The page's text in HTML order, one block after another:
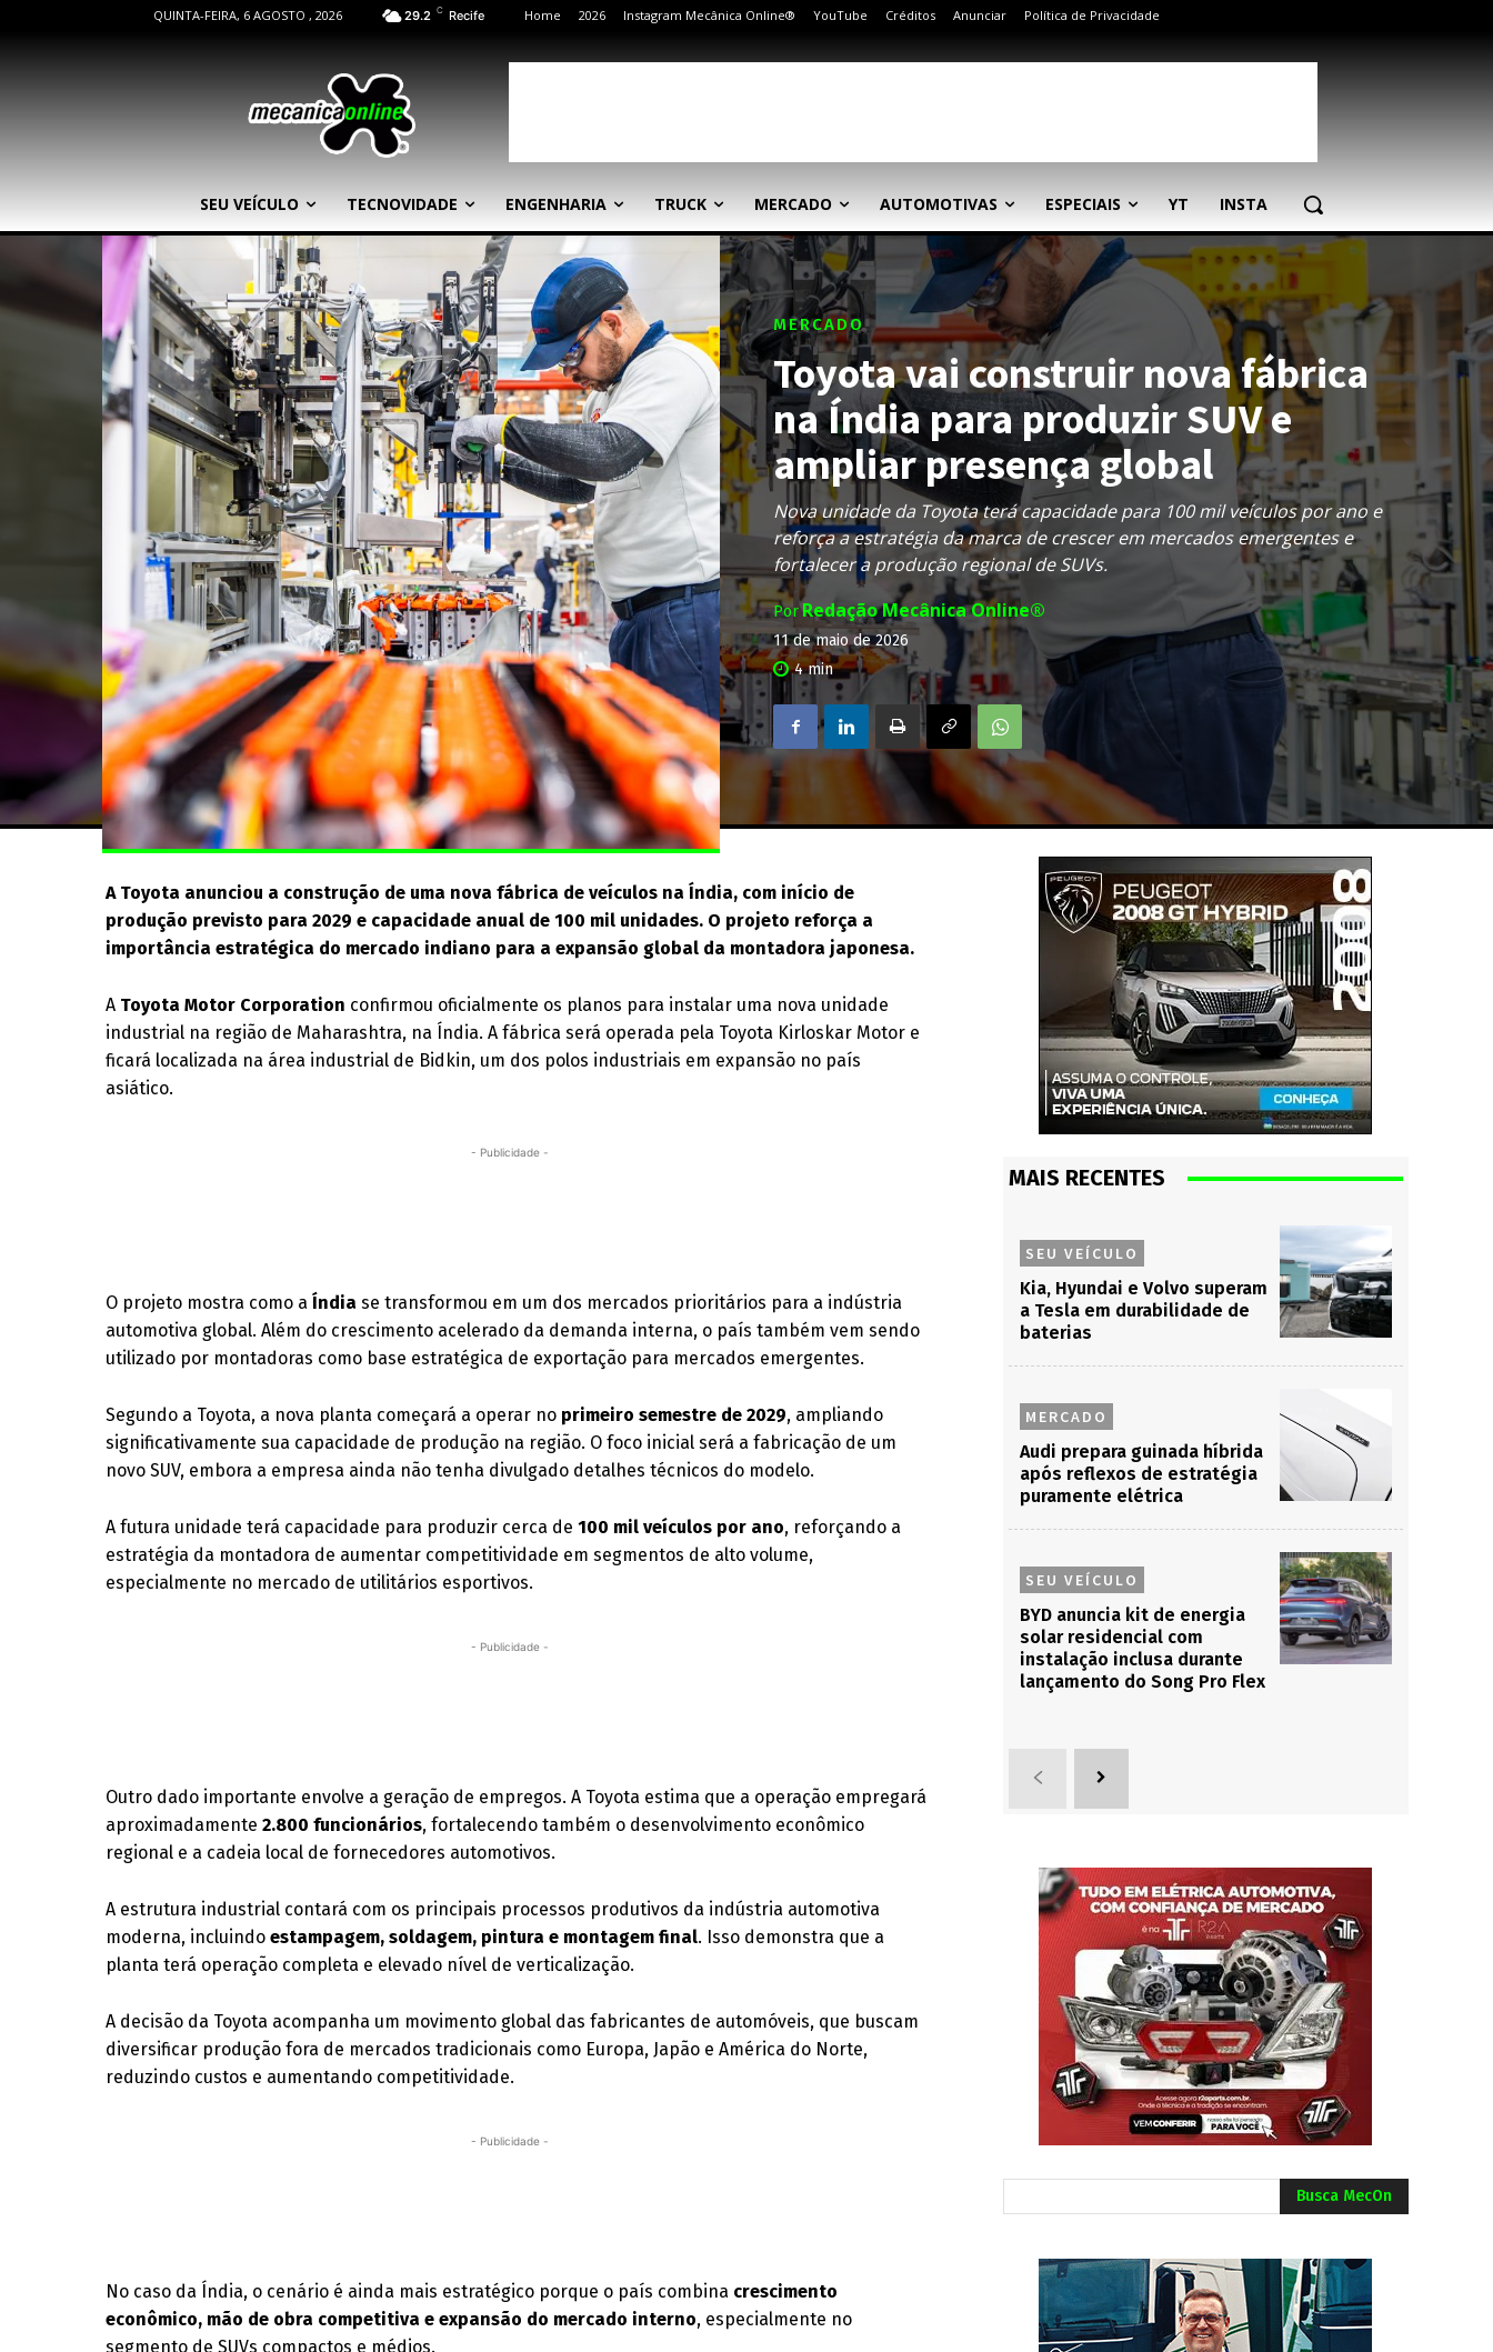
QUINTA-FEIRA, 6 AGOSTO , 2026 29.2 C Recife Home 2026 Instagram Mecânica Online® YouTube Créditos Anunciar Política de Privacidade
SEU VEÍCULO TECNOVIDADE ENGENHARIA TRUCK MERCADO AUTOMOTIVAS ESPECIAIS YT INSTA
MERCADO
Toyota vai construir nova fábrica
na Índia para produzir SUV e
ampliar presença global
Nova unidade da Toyota terá capacidade para 100 mil veículos por ano e
reforça a estratégia da marca de crescer em mercados emergentes e
fortalecer a produção regional de SUVs.
PorRedação Mecânica Online®
11 de maio de 2026
4min
A Toyota anunciou a construção de uma nova fábrica de veículos na Índia, com início de
produção previsto para 2029 e capacidade anual de 100 mil unidades. O projeto reforça a
importância estratégica do mercado indiano para a expansão global da montadora japonesa.
A Toyota Motor Corporation confirmou oficialmente os planos para instalar uma nova unidade
industrial na região de Maharashtra, na Índia. A fábrica será operada pela Toyota Kirloskar Motor e
ficará localizada na área industrial de Bidkin, um dos polos industriais em expansão no país
asiático.
- Publicidade -
O projeto mostra como aÍndia se transformou em um dos mercados prioritários para a indústria
automotiva global. Além do crescimento acelerado da demanda interna, o país também vem sendo
utilizado por montadoras como base estratégica de exportação para mercados emergentes.
Segundo a Toyota, a nova planta começará a operar no primeiro semestre de 2029, ampliando
significativamente sua capacidade de produção na região. O foco inicial será a fabricação de um
novo SUV, embora a empresa ainda não tenha divulgado detalhes técnicos do modelo.
A futura unidade terá capacidade para produzir cerca de100 mil veículos por ano, reforçando a
estratégia da montadora de aumentar competitividade em segmentos de alto volume,
especialmente no mercado de utilitários esportivos.
- Publicidade -
Outro dado importante envolve a geração de empregos. A Toyota estima que a operação empregará
aproximadamente2.800 funcionários, fortalecendo também o desenvolvimento econômico
regional e a cadeia local de fornecedores automotivos.
A estrutura industrial contará com os principais processos produtivos da indústria automotiva
moderna, incluindoestampagem, soldagem, pintura e montagem final. Isso demonstra que a
planta terá operação completa e elevado nível de verticalização.
A decisão da Toyota acompanha um movimento global das fabricantes de automóveis, que buscam
diversificar produção fora de mercados tradicionais como Europa, Japão e América do Norte,
reduzindo custos e aumentando competitividade.
- Publicidade -
No caso da Índia, o cenário é ainda mais estratégico porque o país combina crescimento
econômico, mão de obra competitiva e expansão do mercado interno, especialmente no
segmento de SUVs compactos e médios.
MAIS RECENTES
SEU VEÍCULO
Kia, Hyundai e Volvo superam
a Tesla em durabilidade de
baterias
MERCADO
Audi prepara guinada híbrida
após reflexos de estratégia
puramente elétrica
SEU VEÍCULO
BYD anuncia kit de energia
solar residencial com
instalação inclusa durante
lançamento do Song Pro Flex
Busca MecOn